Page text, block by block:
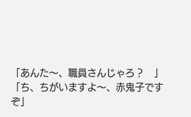
「あんた～、職員さんじゃろ？　」
「ち、ちがいますよ～、赤鬼子です
ぞ」